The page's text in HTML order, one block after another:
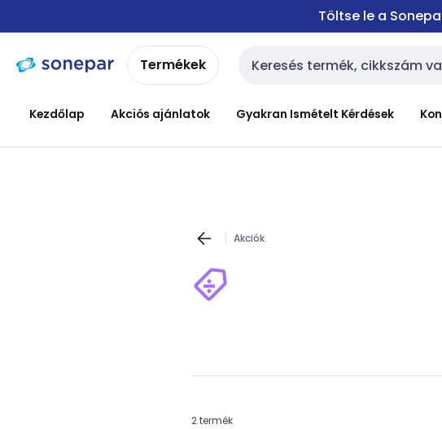
navigációhoztartalomra
Töltse le a
Termékek Keresési bemenet
Kezdőlap Akciós ajánlatok Gyakran Ismételt Kérdések
Akciók
2 termék